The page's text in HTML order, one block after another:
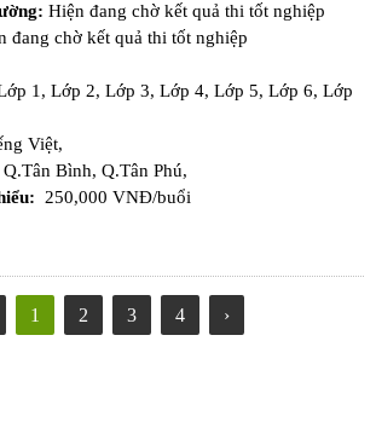
Hiện đang chờ kết quả thi tốt nghiệp
đang chờ kết quả thi tốt nghiệp
1, Lớp 2, Lớp 3, Lớp 4, Lớp 5, Lớp 6, Lớp
Việt,
Q.Tân Bình, Q.Tân Phú,
250,000 VNĐ/buổi
1 2 3 4 ›